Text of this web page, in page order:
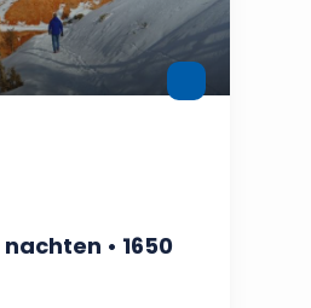
nachten • 1650